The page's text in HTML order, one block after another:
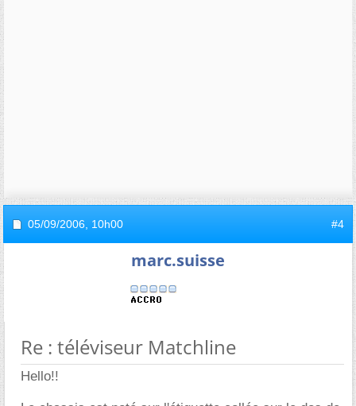
05/09/2006, 10h00 #4
marc.suisse
Re : téléviseur Matchline
Hello!!